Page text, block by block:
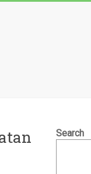
Search